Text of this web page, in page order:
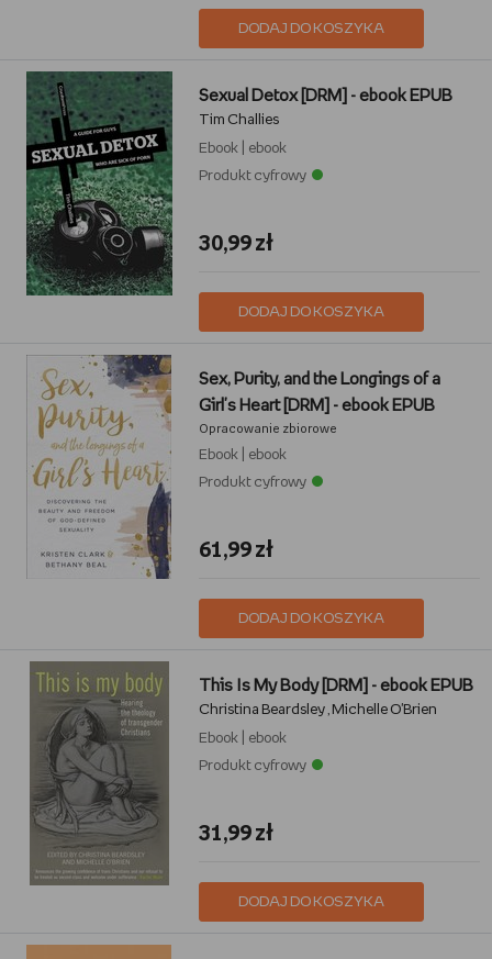
DODAJ DO KOSZYKA
Sexual Detox [DRM] - ebook EPUB
Tim Challies
Ebook
ebook
Produkt cyfrowy
30,99 zł
DODAJ DO KOSZYKA
Sex, Purity, and the Longings of a
Girl's Heart [DRM] - ebook EPUB
Opracowanie zbiorowe
Ebook
ebook
Produkt cyfrowy
61,99 zł
DODAJ DO KOSZYKA
This Is My Body [DRM] - ebook EPUB
Christina Beardsley
Michelle O'Brien
Ebook
ebook
Produkt cyfrowy
31,99 zł
DODAJ DO KOSZYKA